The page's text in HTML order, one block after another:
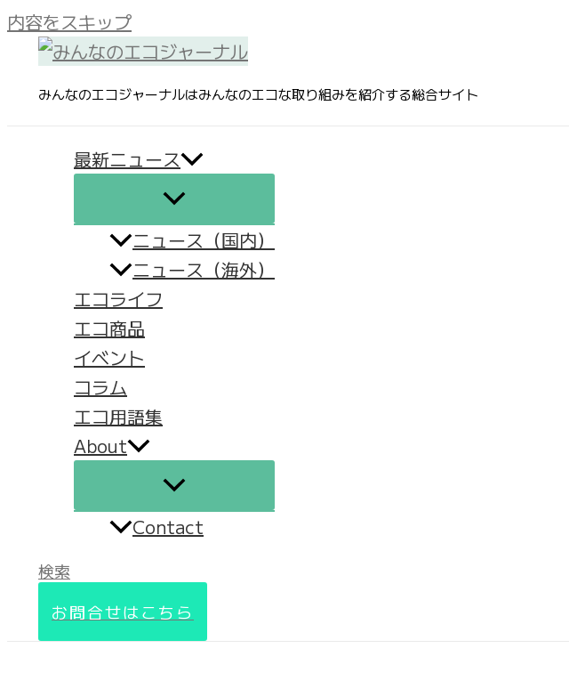
内容をスキップ
みんなのエコジャーナルはみんなのエコな取り組みを紹介する総合サイト
最新ニュース
ニュース（国内）
ニュース（海外）
エコライフ
エコ商品
イベント
コラム
エコ用語集
About
Contact
検索
お問合せはこちら